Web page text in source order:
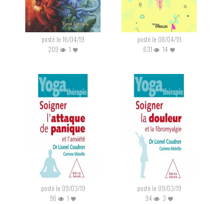
posté le 16/04/19
209
1
posté le 08/04/19
631
14
posté le 09/03/19
96
1
posté le 09/03/19
94
3